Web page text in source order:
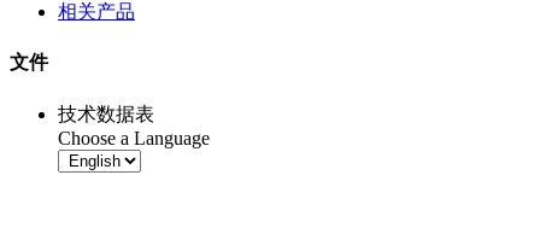
相关产品
文件
技术数据表
Choose a Language